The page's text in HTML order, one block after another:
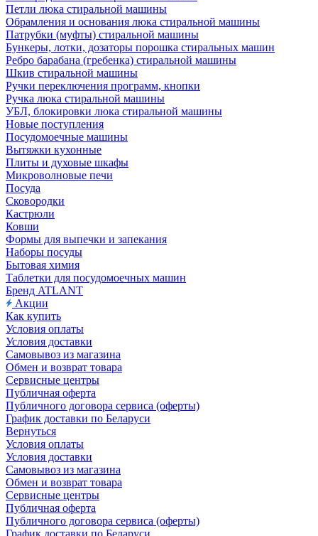
Петли люка стиральной машины
Обрамления и основания люка стиральной машины
Патрубки (муфты) стиральной машины
Бункеры, лотки, дозаторы порошка стиральных машин
Ребро барабана (гребенка) стиральной машины
Шкив стиральной машины
Ручки переключения программ, кнопки
Ручка люка стиральной машины
УБЛ, блокировки люка стиральной машины
Новые поступления
Посудомоечные машины
Вытяжки кухонные
Плиты и духовые шкафы
Микроволновые печи
Посуда
Сковородки
Кастрюли
Ковши
Формы для выпечки и запекания
Наборы посуды
Бытовая химия
Таблетки для посудомоечных машин
Бренд ATLANT
Акции
Как купить
Условия оплаты
Условия доставки
Самовывоз из магазина
Обмен и возврат товара
Сервисные центры
Публичная оферта
Публичного договора сервиса (оферты)
График доставки по Беларуси
Вернуться
Условия оплаты
Условия доставки
Самовывоз из магазина
Обмен и возврат товара
Сервисные центры
Публичная оферта
Публичного договора сервиса (оферты)
График доставки по Беларуси